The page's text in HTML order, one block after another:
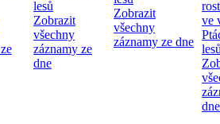
lesů
Zobrazit
všechny
záznamy ze
dne
Zobrazit
všechny
záznamy ze dne
ve
dne